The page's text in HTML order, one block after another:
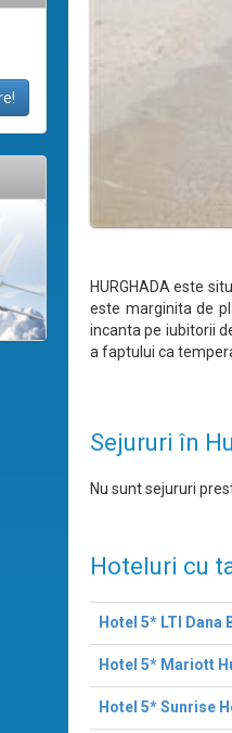
HURGHADA este
este marginita de
incanta pe iubitorii
a faptului ca
Sejururi în
Nu sunt sejururi
Hoteluri cu
Hotel 5* LTI Dana
Hotel 5* Mariott
Hotel 5* Sunrise